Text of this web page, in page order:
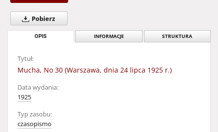
Pobierz
OPIS INFORMACJE STRUKTURA
Tytuł:
Mucha, No 30 (Warszawa, dnia 24 lipca 1925 r.)
Data wydania:
1925
Typ zasobu:
czasopismo